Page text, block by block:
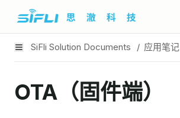
SiFli Solution Documents / 应用笔记
OTA（固件端）